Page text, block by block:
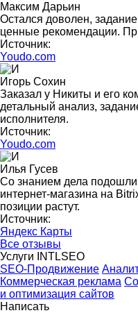
Максим Дарьин
Остался доволен,
ценные рекомендации.
Источник:
Youdo.com
Игорь Сохин
Заказал у Никиты и его
детальный анализ,
исполнителя.
Источник:
Youdo.com
Илья Гусев
Со знанием дела
интернет-магазина на
позиции растут.
Источник:
Яндекс Карты
Все отзывы
Услуги INTLSEO
SEO-Продвижение
Коммерческая реклама
и оптимизация сайтов
Написать